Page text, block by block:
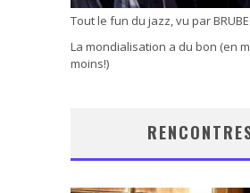
Tout le fun du jazz, vu par
La mondialisation a du bon (en
moins!)